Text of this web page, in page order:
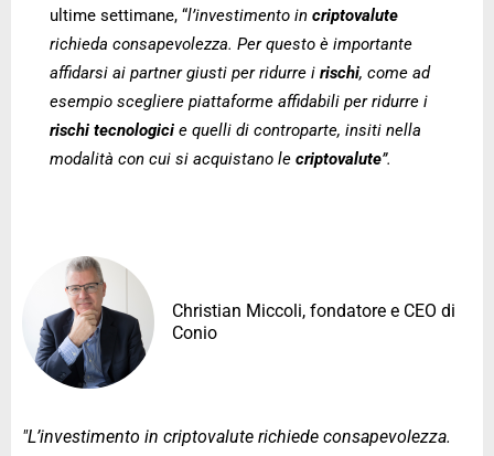
ultime settimane, “l’investimento in criptovalute
richieda consapevolezza. Per questo è importante
affidarsi ai partner giusti per ridurre i rischi, come ad
esempio scegliere piattaforme affidabili per ridurre i
rischi tecnologici e quelli di controparte, insiti nella
modalità con cui si acquistano le criptovalute”.
Christian Miccoli, fondatore e CEO di
Conio
"L’investimento in criptovalute richiede consapevolezza.